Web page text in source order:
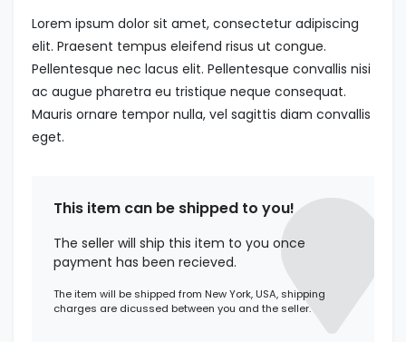
Lorem ipsum dolor sit amet, consectetur adipiscing
elit. Praesent tempus eleifend risus ut congue.
Pellentesque nec lacus elit. Pellentesque convallis nisi
ac augue pharetra eu tristique neque consequat.
Mauris ornare tempor nulla, vel sagittis diam convallis
eget.
This item can be shipped to you!
The seller will ship this item to you once
payment has been recieved.
The item will be shipped from New York, USA, shipping
charges are dicussed between you and the seller.